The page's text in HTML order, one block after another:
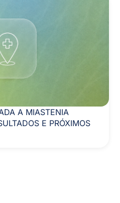
A MIASTENIA
E PRÓXIMOS